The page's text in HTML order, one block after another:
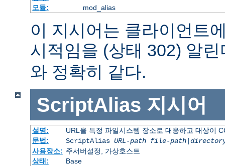
모듈:
mod_alias
이 지시어는 클라이언트
시적임을 (상태 302) 알
와 정확히 같다.
ScriptAlias 지시어
설명:
URL을 특정 파일시스템 장소로 대응하고 대상이
문법:
ScriptAlias URL-path file-path|
사용장소: 주서버설정, 가상호스트
상태:
Base